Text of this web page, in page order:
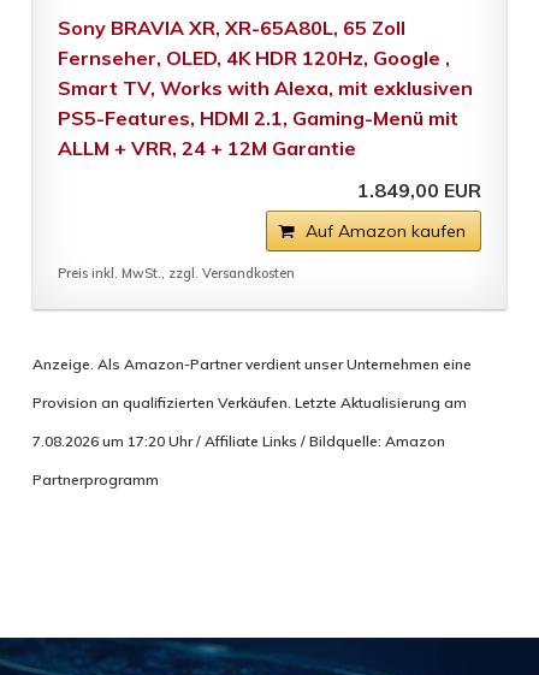
Sony BRAVIA XR, XR-65A80L, 65 Zoll
Fernseher, OLED, 4K HDR 120Hz, Google ,
Smart TV, Works with Alexa, mit exklusiven
PS5-Features, HDMI 2.1, Gaming-Menü mit
ALLM + VRR, 24 + 12M Garantie
1.849,00 EUR
Auf Amazon kaufen
Preis inkl. MwSt., zzgl. Versandkosten
Anzeige. Als Amazon-Partner verdient unser Unternehmen eine
Provision an qualifizierten Verkäufen. Letzte Aktualisierung am
7.08.2026 um 17:20 Uhr / Affiliate Links / Bildquelle: Amazon
Partnerprogramm